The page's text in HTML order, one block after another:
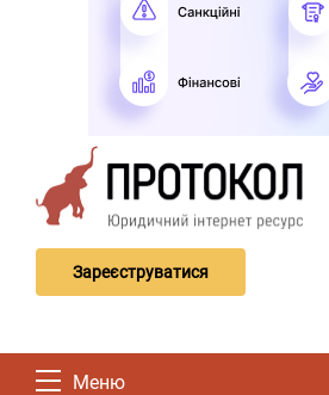
Зареєструватися
Меню